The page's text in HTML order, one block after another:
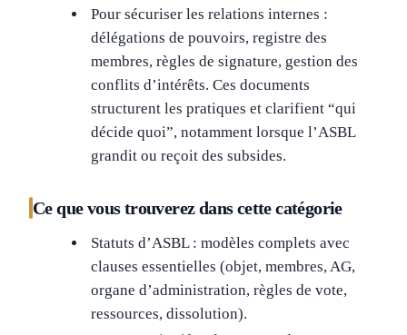
Pour sécuriser les relations internes :
délégations de pouvoirs, registre des
membres, règles de signature, gestion des
conflits d’intérêts. Ces documents
structurent les pratiques et clarifient “qui
décide quoi”, notamment lorsque l’ASBL
grandit ou reçoit des subsides.
Ce que vous trouverez dans cette catégorie
Statuts d’ASBL : modèles complets avec
clauses essentielles (objet, membres, AG,
organe d’administration, règles de vote,
ressources, dissolution).